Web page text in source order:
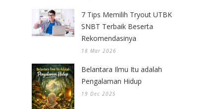
7 Tips Memilih Tryout UTBK
SNBT Terbaik Beserta
Rekomendasinya
18 Mar 2026
Belantara Ilmu Itu adalah
Pengalaman Hidup
19 Dec 2025